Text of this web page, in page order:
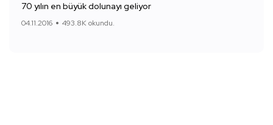
70 yılın en büyük dolunayı geliyor
04.11.2016 493.8K okundu.